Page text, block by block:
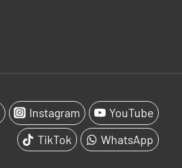
Instagram
YouTube
TikTok
WhatsApp